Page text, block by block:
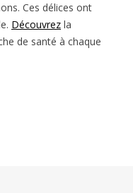
Ces délices ont
Découvrez la
de santé à chaque